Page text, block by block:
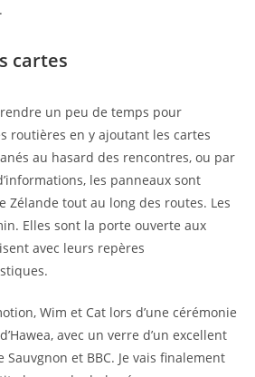
cartes
un peu de temps pour
routières en y ajoutant les cartes
au hasard des rencontres, ou par
les panneaux sont
Zélande tout au long des routes. Les
Elles sont la porte ouverte aux
avec leurs repères
Wim et Cat lors d’une cérémonie
avec un verre d’un excellent
et BBC. Je vais finalement